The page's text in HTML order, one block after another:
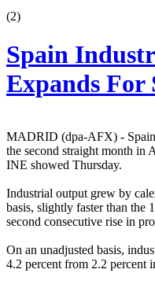
(2)
Spain
Expands For
MADRID (dpa-AFX) -
the second straight month in
INE showed Thursday.
Industrial output grew by
basis, slightly faster than the
second consecutive rise in
On an unadjusted basis,
4.2 percent from 2.2 percent